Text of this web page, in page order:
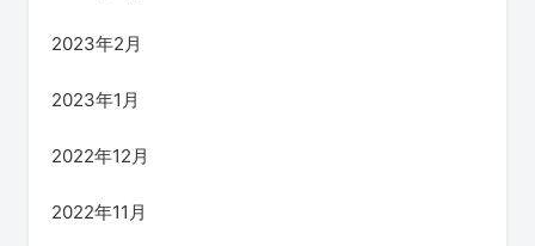
2023年2月
2023年1月
2022年12月
2022年11月